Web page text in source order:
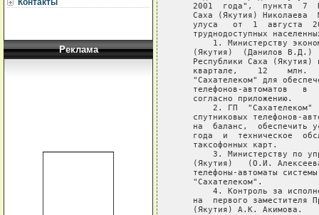
Контакты
Реклама
2001  года",  пункта  7
Саха (Якутия) Николаева
улуса   от  1  августа
труднодоступных
1. Министерству
(Якутия)  (Данилов В.Д.)
Республики Саха (Якутия)
квартале,    12    млн.
"Сахателеком" для
телефонов-автоматов   в
   согласно приложению.
2. ГП  "Сахателеком"
спутниковых телефонов-
на  баланс,  обеспечить
года  и  техническое
   таксофонных карт.
3. Министерству по
(Якутия)   (О.И.
телефоны-автоматы
   "Сахателеком".
4. Контроль за
на  первого заместителя
   (Якутия) А.К. Акимова.